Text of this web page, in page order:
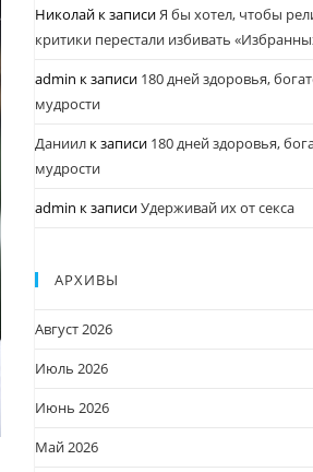
Николай к записиЯ бы хотел, чтобы
критики перестали избивать
admin к записи 180 дней здоровья,
мудрости
Даниил к записи 180 дней здоровья,
мудрости
admin к записиУдерживай их от секса
АРХИВЫ
Август 2026
Июль 2026
Июнь 2026
Май 2026